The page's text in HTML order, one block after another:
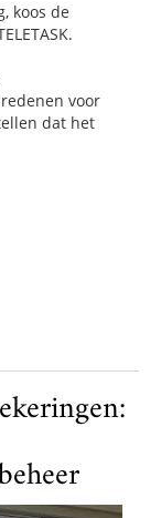
koos de
voor
dat het